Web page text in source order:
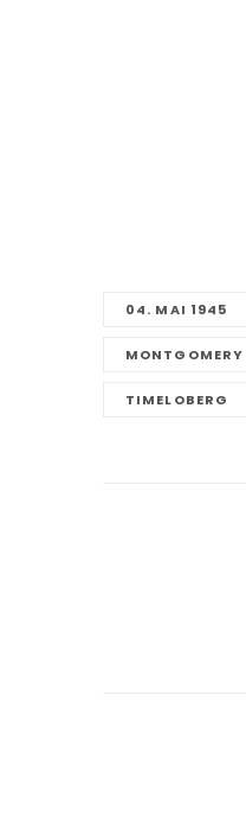
04. MAI 1945
MONTGOMERY
TIMELOBERG